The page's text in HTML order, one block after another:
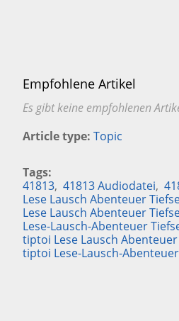
Empfohlene Artikel
Es gibt keine empfohlenen
Article type Topic
Tags
41813 41813 Audiodatei
Lese Lausch Abenteuer
Lese Lausch Abenteuer
Lese-Lausch-Abenteuer
tiptoi Lese Lausch
tiptoi Lese-Lausch-